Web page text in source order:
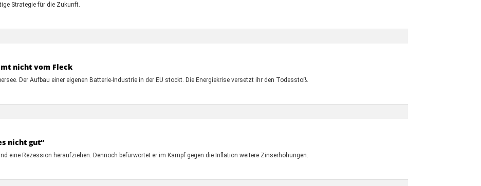
Strategie für die Zukunft.
nicht vom Fleck
Der Aufbau einer eigenen Batterie-Industrie in der EU stockt. Die Energiekrise versetzt ihr den Todesstoß.
nicht gut“
eine Rezession heraufziehen. Dennoch befürwortet er im Kampf gegen die Inflation weitere Zinserhöhungen.